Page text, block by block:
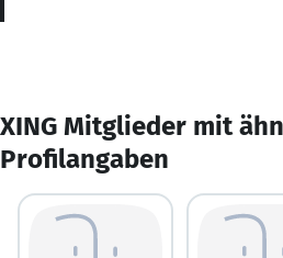
XING Mitglieder mit
Profilangaben